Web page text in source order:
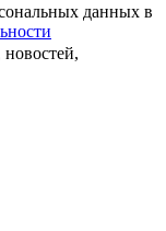
данных в